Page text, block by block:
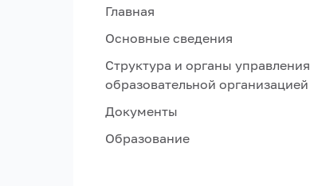
Главная
Основные сведения
Структура и органы управления
образовательной организацией
Документы
Образование